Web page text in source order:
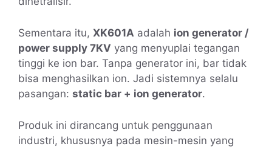
Sementara itu, XK601A adalah ion generator /
power supply 7KV yang menyuplai tegangan
tinggi ke ion bar. Tanpa generator ini, bar tidak
bisa menghasilkan ion. Jadi sistemnya selalu
pasangan: static bar + ion generator.
Produk ini dirancang untuk penggunaan
industri, khususnya pada mesin-mesin yang